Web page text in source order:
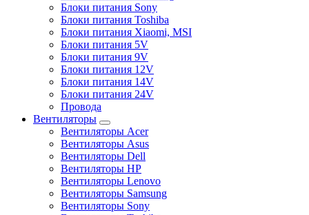
Блоки питания Sony
Блоки питания Toshiba
Блоки питания Xiaomi, MSI
Блоки питания 5V
Блоки питания 9V
Блоки питания 12V
Блоки питания 14V
Блоки питания 24V
Провода
Вентиляторы
Вентиляторы Acer
Вентиляторы Asus
Вентиляторы Dell
Вентиляторы HP
Вентиляторы Lenovo
Вентиляторы Samsung
Вентиляторы Sony